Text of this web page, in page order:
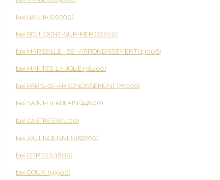
taxi BASTIA (20200)
taxi BOULOGNE-SUR-MER (62200)
taxi MARSEILLE--6E--ARRONDISSEMENT (13006)
taxi MANTES-LA-JOLIE (78200)
taxi PARIS-6E-ARRONDISSEMENT (75006)
taxi SAINT-HERBLAIN (44800)
taxi CASTRES (81100)
taxi VALENCIENNES (59300)
taxi ISTRES (13800)
taxi DOUAI (59500)